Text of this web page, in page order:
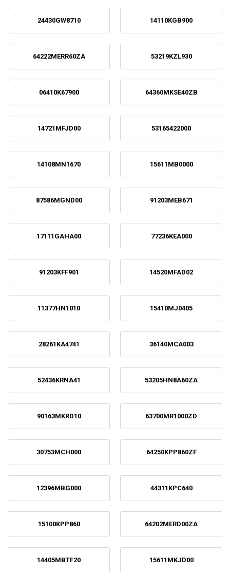
24430GW8710 14110KGB900
64222MERR60ZA 53219KZL930
06410K67900 64360MKSE40ZB
14721MFJD00 53165422000
14108MN1670 15611MB0000
87586MGND00 91203MEB671
17111GAHA00 77236KEA000
91203KFF901 14520MFAD02
11377HN1010 15410MJ0405
28261KA4741 36140MCA003
52436KRNA41 53205HN8A60ZA
90163MKRD10 63700MR1000ZD
30753MCH000 64250KPP860ZF
12396MBG000 44311KPC640
15100KPP860 64202MERD00ZA
14405MBTF20 15611MKJD00